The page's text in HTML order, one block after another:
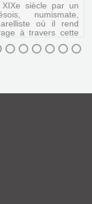
siècle par un
numismate,
où il rend
à travers cette